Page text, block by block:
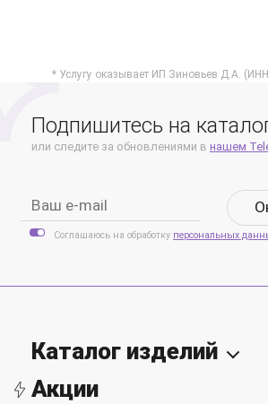
* Услугу оказывает ИП Зиновьев Д.А.
Подпишитесь на
или следите за обновлениями в нашем
Соглашаюсь на обработку персональных
Каталог изделий
Акции